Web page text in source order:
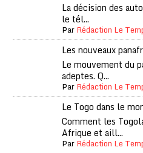
La décision des
le tél...
ParRédaction Le
Les nouveaux
Le mouvement du
adeptes. Q...
ParRédaction Le
Le Togo dans le
Comment les
Afrique et aill...
ParRédaction Le